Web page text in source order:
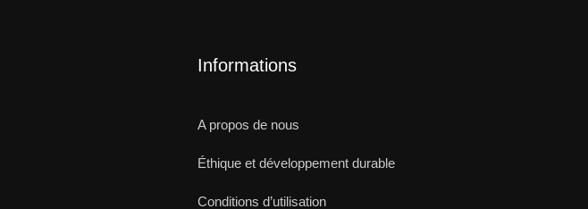
Informations
A propos de nous
Éthique et développement durable
Conditions d’utilisation